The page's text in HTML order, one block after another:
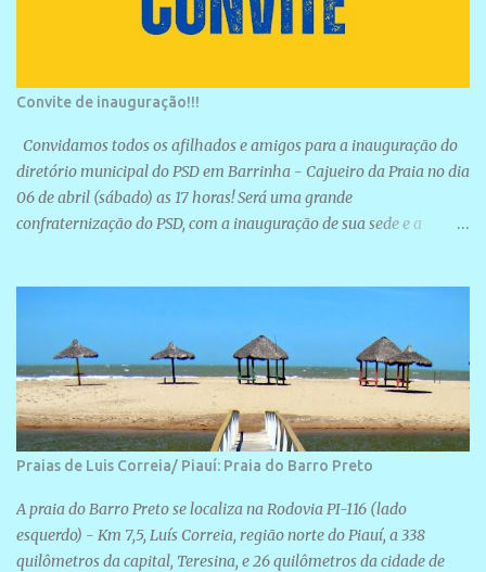
Convite de inauguração!!!
Convidamos todos os afilhados e amigos para a inauguração do
diretório municipal do PSD em Barrinha - Cajueiro da Praia no dia
06 de abril (sábado) as 17 horas! Será uma grande
confraternização do PSD, com a inauguração de sua sede e a
Praias de Luis Correia/ Piauí: Praia do Barro Preto
A praia do Barro Preto se localiza na Rodovia PI-116 (lado
esquerdo) - Km 7,5, Luís Correia, região norte do Piauí, a 338
quilômetros da capital, Teresina, e 26 quilômetros da cidade de